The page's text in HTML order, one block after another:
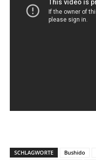
SCHLAGWORTE Bushido